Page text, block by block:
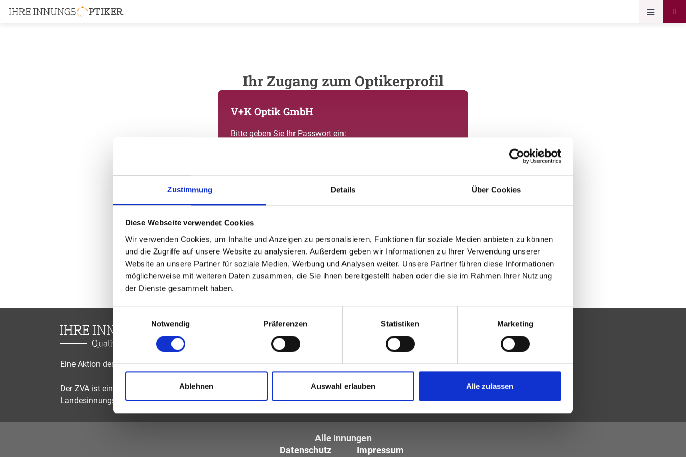
Zustimmung Details Über Cookies
Diese Webseite verwendet Cookies
Wir verwenden Cookies, um Inhalte und Anzeigen zu personalisieren, Funktionen für soziale Medien anbieten zu können
und die Zugriffe auf unsere Website zu analysieren. Außerdem geben wir Informationen zu Ihrer Verwendung unserer
Website an unsere Partner für soziale Medien, Werbung und Analysen weiter. Unsere Partner führen diese Informationen
möglicherweise mit weiteren Daten zusammen, die Sie ihnen bereitgestellt haben oder die sie im Rahmen Ihrer Nutzung
der Dienste gesammelt haben.
Notwendig
Präferenzen Statistiken Marketing
Ablehnen Auswahl erlauben Alle zulassen
Ihr Zugang zum Optikerprofil
V+K Optik GmbH
Bitte geben Sie Ihr Passwort ein:
Sie sind nicht V+K Optik GmbH? Zur allgemeinen Suche.
Eine Aktion des Zentralverbandes der Augenoptiker und Optometristen (ZVA)
Der ZVA ist ein Bundesinnungsverband, seine Mitglieder sind die
Landesinnungsverbände und Landesinnungen des Augenoptikerhandwerks.
Alle Innungen
Datenschutz
Impressum